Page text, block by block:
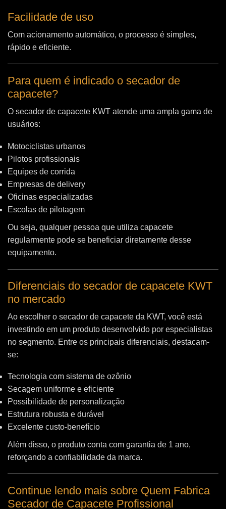
Facilidade de uso
Com acionamento automático, o processo é simples,
rápido e eficiente.
Para quem é indicado o secador de
capacete?
O secador de capacete KWT atende uma ampla gama de
usuários:
Motociclistas urbanos
Pilotos profissionais
Equipes de corrida
Empresas de delivery
Oficinas especializadas
Escolas de pilotagem
Ou seja, qualquer pessoa que utiliza capacete
regularmente pode se beneficiar diretamente desse
equipamento.
Diferenciais do secador de capacete KWT
no mercado
Ao escolher o secador de capacete da KWT, você está
investindo em um produto desenvolvido por especialistas
no segmento. Entre os principais diferenciais, destacam-
se:
Tecnologia com sistema de ozônio
Secagem uniforme e eficiente
Possibilidade de personalização
Estrutura robusta e durável
Excelente custo-benefício
Além disso, o produto conta com garantia de 1 ano,
reforçando a confiabilidade da marca.
Continue lendo mais sobre Quem Fabrica
Secador de Capacete Profissional